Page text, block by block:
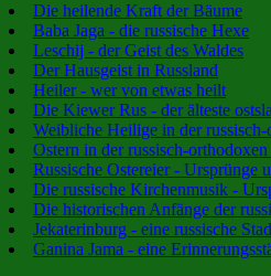
Die heilende Kraft der Bäume
Baba Jaga - die russische Hexe
Leschij - der Geist des Waldes
Der Hausgeist in Russland
Heiler - wer von etwas heilt
Die Kiewer Rus - der älteste
Weibliche Heilige in der
Ostern in der russisch-
Russische Ostereier - Ursprünge
Die russische Kirchenmusik -
Die historischen Anfänge der
Jekaterinburg - eine russische
Ganina Jama - eine